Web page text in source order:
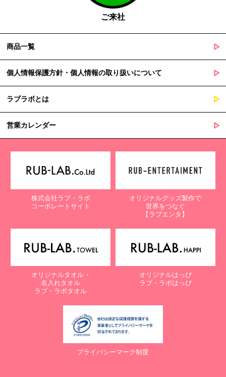
５. 個人情報の取扱業務の委託
場合があります。
その際、弊社は、個人情報を適切に保護できる管理体制を敷き実行
正等、利用停止等の請求
当社は、ご本人様からの求めに応じ、当社が保有するご本人の個人
情報の利用目的の通知、開示、訂正・追加・削除、利用停止・消去
または第三者提供の停止等のご請求を受けた場合は速やかに対応い
【個人情報保護に関するお問合せ先】
株式会社ラブ・ラボ
電話：087-847-2000
電子メール：info@rub-lab.com
【認定個人情報保護団体の名称及び、苦情の解決の申出先】
一般財団法人日本情報経済社会推進協会
〒106-0032 東京都港区六本木一丁目9番9号 六本木ファースト
ビル内
電話：03-5860-7565 / 0120-700-779
７. 個人情報の提供の任意性と提供されない場合に起こりうる影響
お客様がご自身の個人情報を弊社に提供されるか否かは、お客様の
ご判断によりますが、もしご提供されない場合には、適切なサービ
スが提供できない場合がありますので予めご了承ください。
ご来社
商品一覧
個人情報保護方針・個人情報の取り扱いについて
ラブラボとは
営業カレンダー
株式会社ラブ・ラボ
コーポレートサイト
オリジナルグッズ製作で
世界をつなぐ
【ラブエンタ】
オリジナルタオル・
名入れタオル
ラブ・ラボタオル
オリジナルはっぴ
ラブ・ラボはっぴ
プライバシーマーク制度